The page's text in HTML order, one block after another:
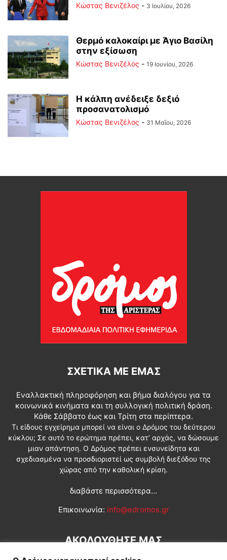
Κώστας Βενιζέλος - 3 Ιουλίου, 2026
Θερμό καλοκαίρι με Άγιο Βασίλη
στην εξίσωση
Κώστας Βενιζέλος - 19 Ιουνίου, 2026
Η κάλπη ανέδειξε δεξιό
προσανατολισμό
Κώστας Βενιζέλος - 31 Μαΐου, 2026
ΣΧΕΤΙΚΆ ΜΕ ΕΜΆΣ
Εναλλακτική πληροφόρηση και βήμα διαλόγου για τα
κοινωνικά κινήματα και τη συλλογική πολιτική δράση.
Κάθε Σάββατο έως και Τρίτη στα περίπτερα.
Τι είδους εγχείρημα μπορεί να είναι ο Δρόμος του δεύτερου
κύκλου; Σε αυτό το ερώτημα πρέπει, κατ’ αρχάς, να δώσουμε
μιαν απάντηση. Ο Δρόμος πρέπει ενσυνείδητα και
σχεδιασμένα να προσδιοριστεί ως συμβολή διεξόδου της
χώρας από την καθολική κρίση.
διαβάστε περισσότερα...
Επικοινωνία: info@edromos.gr
ΑΚΟΛΟΥΘΗΣΕ ΜΑΣ